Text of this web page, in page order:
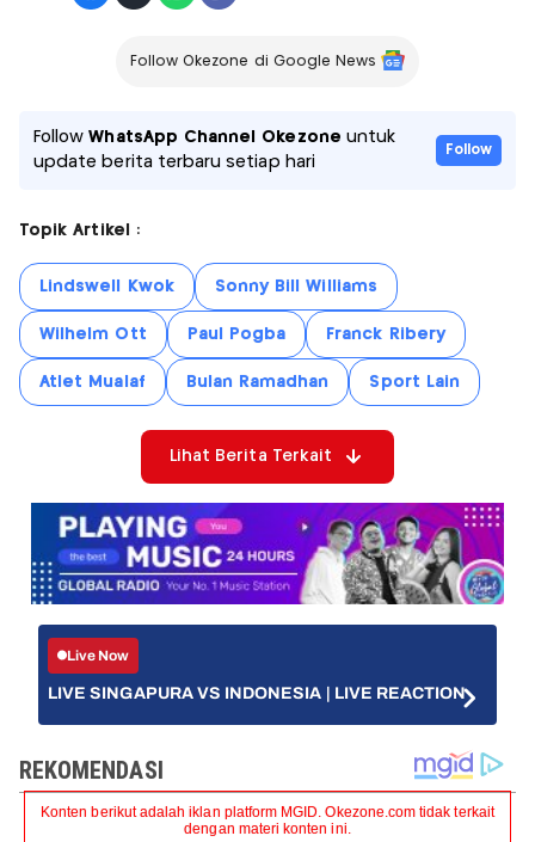
Follow Okezone di Google News
FollowWhatsApp Channel Okezone untuk
update berita terbaru setiap hari
Follow
Topik Artikel :
Lindswell Kwok Sonny Bill Williams
Wilhelm Ott Paul Pogba Franck Ribery
Atlet Mualaf Bulan Ramadhan Sport Lain
Lihat Berita Terkait
Live Now
LIVE SINGAPURA VS INDONESIA | LIVE REACTION